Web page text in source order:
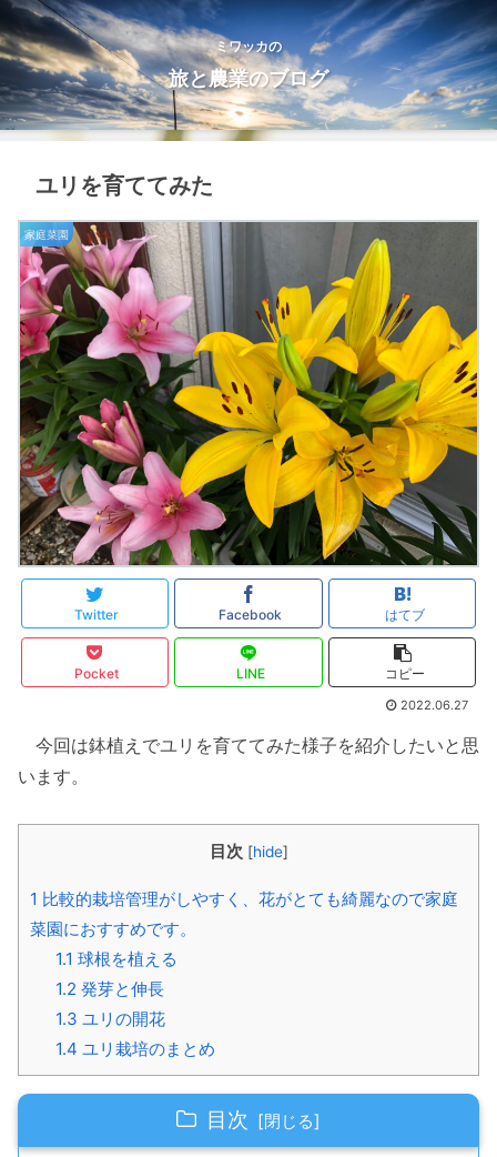
ミワッカの
旅と農業のブログ
ユリを育ててみた
家庭菜園
Twitter Facebook はてブ
Pocket LINE コピー
2022.06.27
今回は鉢植えでユリを育ててみた様子を紹介したいと思
います。
目次 [hide]
1 比較的栽培管理がしやすく、花がとても綺麗なので家庭
菜園におすすめです。
1.1 球根を植える
1.2 発芽と伸長
1.3 ユリの開花
1.4 ユリ栽培のまとめ
目次